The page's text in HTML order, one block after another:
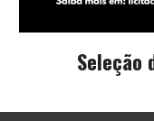
Seleção